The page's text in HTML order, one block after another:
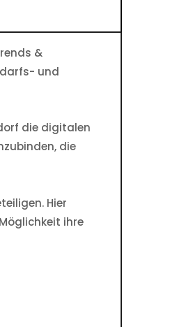
&
und
die digitalen
die
Hier
ihre